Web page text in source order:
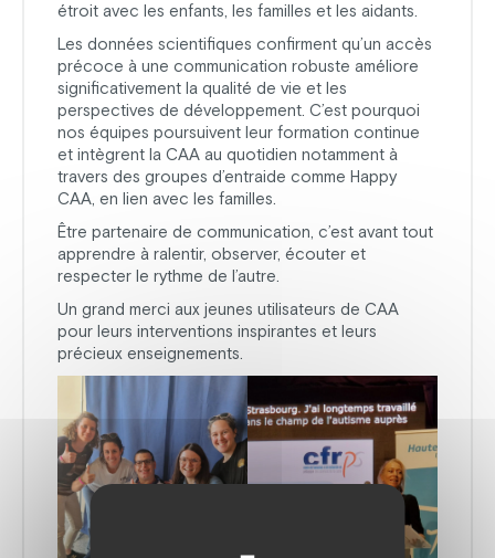
étroit avec les enfants, les familles et les aidants.
Les données scientifiques confirment qu’un accès
précoce à une communication robuste améliore
significativement la qualité de vie et les
perspectives de développement. C’est pourquoi
nos équipes poursuivent leur formation continue
et intègrent la CAA au quotidien notamment à
travers des groupes d’entraide comme Happy
CAA, en lien avec les familles.
Être partenaire de communication, c’est avant tout
apprendre à ralentir, observer, écouter et
respecter le rythme de l’autre.
Un grand merci aux jeunes utilisateurs de CAA
pour leurs interventions inspirantes et leurs
précieux enseignements.